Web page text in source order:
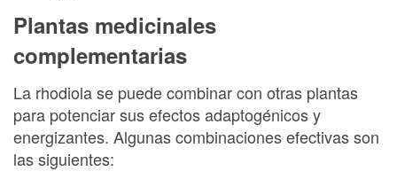
Plantas medicinales
complementarias
La rhodiola se puede combinar con otras plantas
para potenciar sus efectos adaptogénicos y
energizantes. Algunas combinaciones efectivas son
las siguientes: